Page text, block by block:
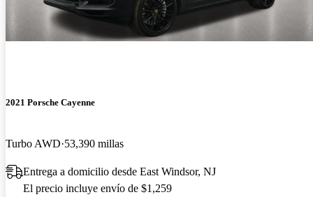
2021 Porsche Cayenne
Turbo AWD 53,390 millas
Entrega a domicilio desde East Windsor, NJ
El precio incluye envío de $1,259